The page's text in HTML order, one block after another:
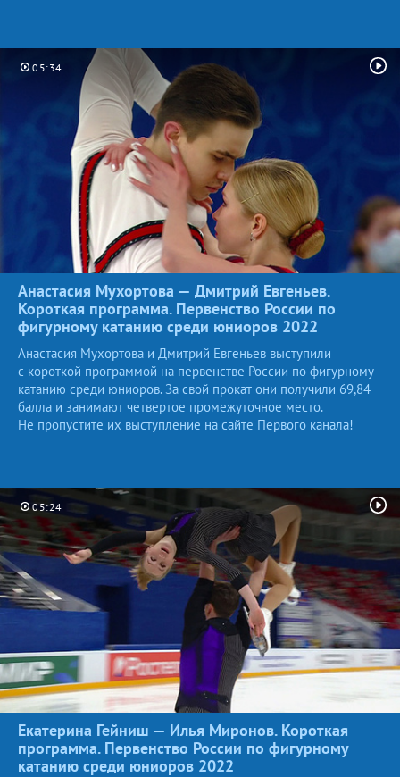
05:34
Анастасия Мухортова — Дмитрий Евгеньев.
Короткая программа. Первенство России по
фигурному катанию среди юниоров 2022
Анастасия Мухортова и Дмитрий Евгеньев выступили
с короткой программой на первенстве России по фигурному
катанию среди юниоров. За свой прокат они получили 69,84
балла и занимают четвертое промежуточное место.
Не пропустите их выступление на сайте Первого канала!
05:24
Екатерина Гейниш — Илья Миронов. Короткая
программа. Первенство России по фигурному
катанию среди юниоров 2022